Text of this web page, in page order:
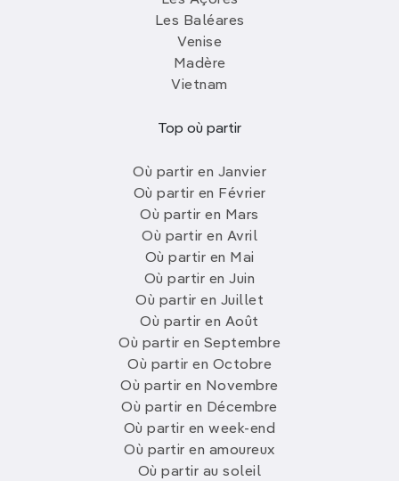
Les Baléares
Venise
Madère
Vietnam
Top où partir
Où partir en Janvier
Où partir en Février
Où partir en Mars
Où partir en Avril
Où partir en Mai
Où partir en Juin
Où partir en Juillet
Où partir en Août
Où partir en Septembre
Où partir en Octobre
Où partir en Novembre
Où partir en Décembre
Où partir en week-end
Où partir en amoureux
Où partir au soleil